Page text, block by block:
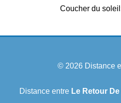
Coucher du
© 2026 Distance
Distance entre Le Retour